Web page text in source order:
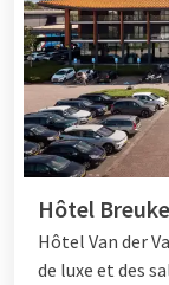
Hôtel
Hôtel Van der
de luxe et des